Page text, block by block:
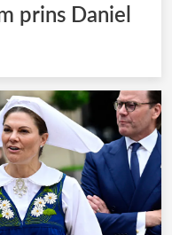
prins Daniel